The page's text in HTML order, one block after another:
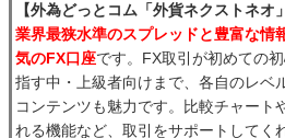
【外為どっとコム「外貨ネクストネオ
業界最狭水準のスプレッドと豊富な情
気のFX口座です。FX取引が初めての
指す中・上級者向けまで、各自のレベ
コンテンツも魅力です。比較チャート
れる機能など、取引をサポートしてく